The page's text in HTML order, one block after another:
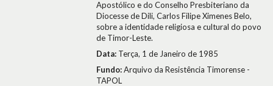
Apostólico e do Conselho Presbiteriano da
Diocesse de Dili, Carlos Filipe Ximenes Belo,
sobre a identidade religiosa e cultural do povo
de Timor-Leste.
Data: Terça, 1 de Janeiro de 1985
Fundo:Arquivo da Resistência Timorense -
TAPOL